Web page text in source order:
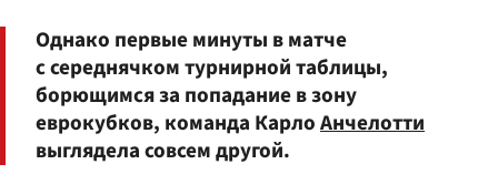
Однако первые минуты в матче
с середнячком турнирной таблицы,
борющимся за попадание в зону
еврокубков, команда КарлоАнчелотти
выглядела совсем другой.